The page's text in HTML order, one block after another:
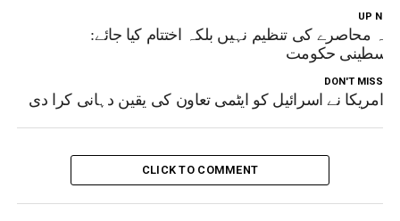
UP
محاصرے کی تنظیم نہیں بلکہ اختتام کیا جائے:
حکومت
DON'T MISS
امریکا نے اسرائیل کو ایٹمی تعاون کی یقین دہانی کرا دی
CLICK TO COMMENT